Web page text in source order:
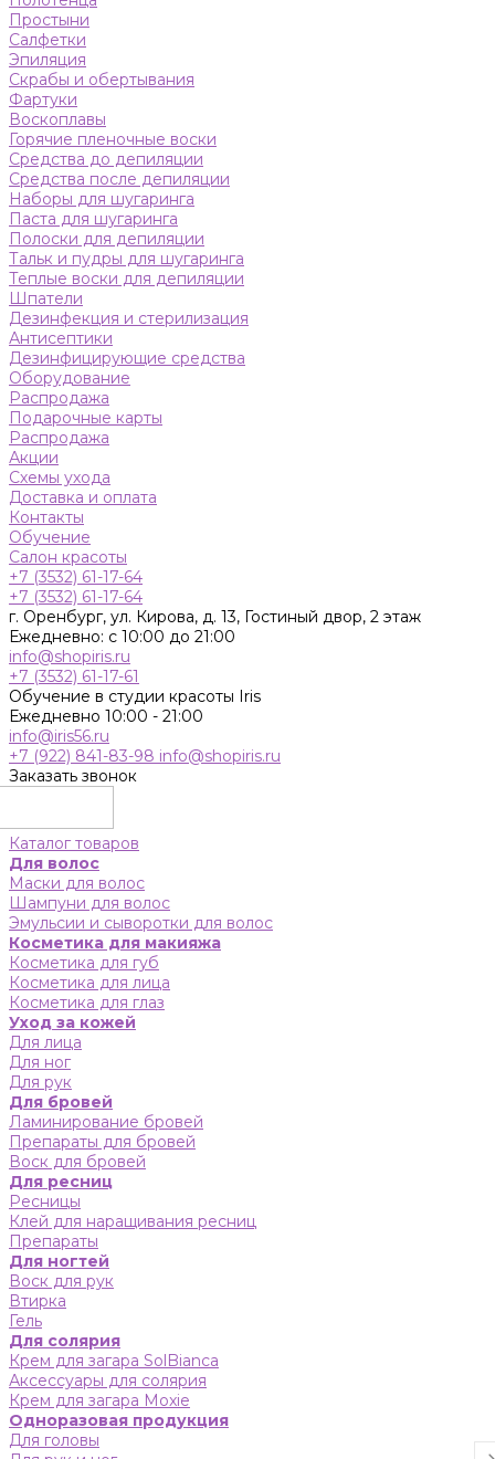
Простыни
Салфетки
Эпиляция
Скрабы и обертывания
Фартуки
Воскоплавы
Горячие пленочные воски
Средства до депиляции
Средства после депиляции
Наборы для шугаринга
Паста для шугаринга
Полоски для депиляции
Тальк и пудры для шугаринга
Теплые воски для депиляции
Шпатели
Дезинфекция и стерилизация
Антисептики
Дезинфицирующие средства
Оборудование
Распродажа
Подарочные карты
Распродажа
Акции
Схемы ухода
Доставка и оплата
Контакты
Обучение
Салон красоты
+7 (3532) 61-17-64
+7 (3532) 61-17-64
г. Оренбург, ул. Кирова, д. 13, Гостиный двор, 2 этаж
Ежедневно: с 10:00 до 21:00
info@shopiris.ru
+7 (3532) 61-17-61
Обучение в студии красоты Iris
Ежедневно 10:00 - 21:00
info@iris56.ru
+7 (922) 841-83-98 info@shopiris.ru
Заказать звонок
Каталог товаров
Для волос
Маски для волос
Шампуни для волос
Эмульсии и сыворотки для волос
Косметика для макияжа
Косметика для губ
Косметика для лица
Косметика для глаз
Уход за кожей
Для лица
Для ног
Для рук
Для бровей
Ламинирование бровей
Препараты для бровей
Воск для бровей
Для ресниц
Ресницы
Клей для наращивания ресниц
Препараты
Для ногтей
Воск для рук
Втирка
Гель
Для солярия
Крем для загара SolBianca
Аксессуары для солярия
Крем для загара Moxie
Одноразовая продукция
Для головы